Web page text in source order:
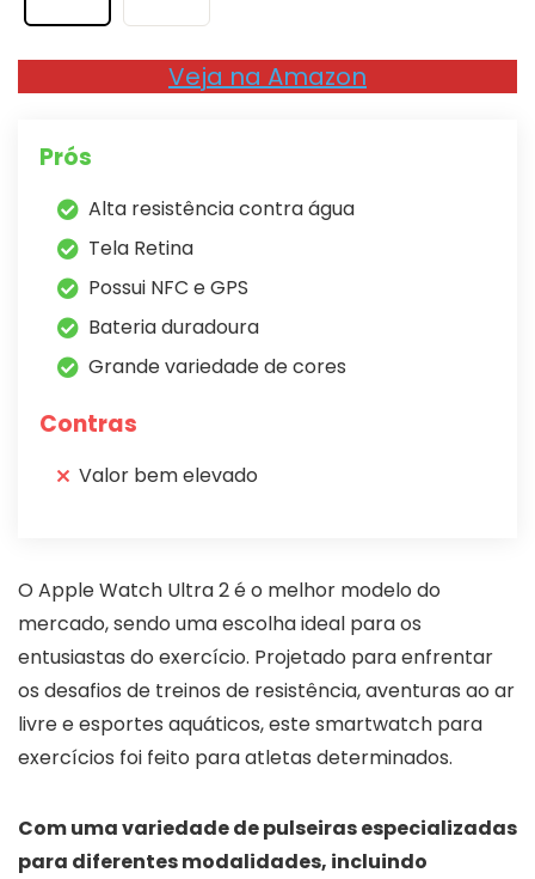
Veja na Amazon
Prós
Alta resistência contra água
Tela Retina
Possui NFC e GPS
Bateria duradoura
Grande variedade de cores
Contras
Valor bem elevado
O Apple Watch Ultra 2 é o melhor modelo do
mercado, sendo uma escolha ideal para os
entusiastas do exercício. Projetado para enfrentar
os desafios de treinos de resistência, aventuras ao ar
livre e esportes aquáticos, este smartwatch para
exercícios foi feito para atletas determinados.
Com uma variedade de pulseiras especializadas
para diferentes modalidades, incluindo